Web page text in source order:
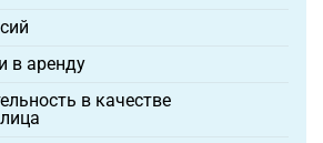
в аренду
в качестве